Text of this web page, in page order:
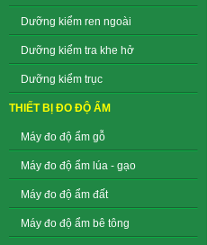
Dưỡng kiểm ren ngoài
Dưỡng kiểm tra khe hở
Dưỡng kiểm trục
THIẾT BỊ ĐO ĐỘ ẨM
Máy đo độ ẩm gỗ
Máy đo độ ẩm lúa - gạo
Máy đo độ ẩm đất
Máy đo độ ẩm bê tông